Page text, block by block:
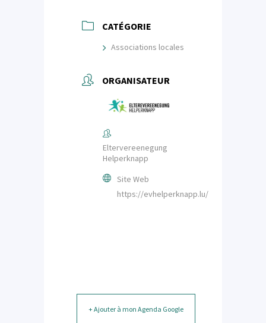
CATÉGORIE
Associations locales
ORGANISATEUR
Eltervereenegung
Helperknapp
Site Web
https://evhelperknapp.lu/
+ Ajouter à mon Agenda Google